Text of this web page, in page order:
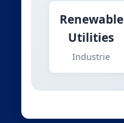
Renewable
Utilities
Industrie